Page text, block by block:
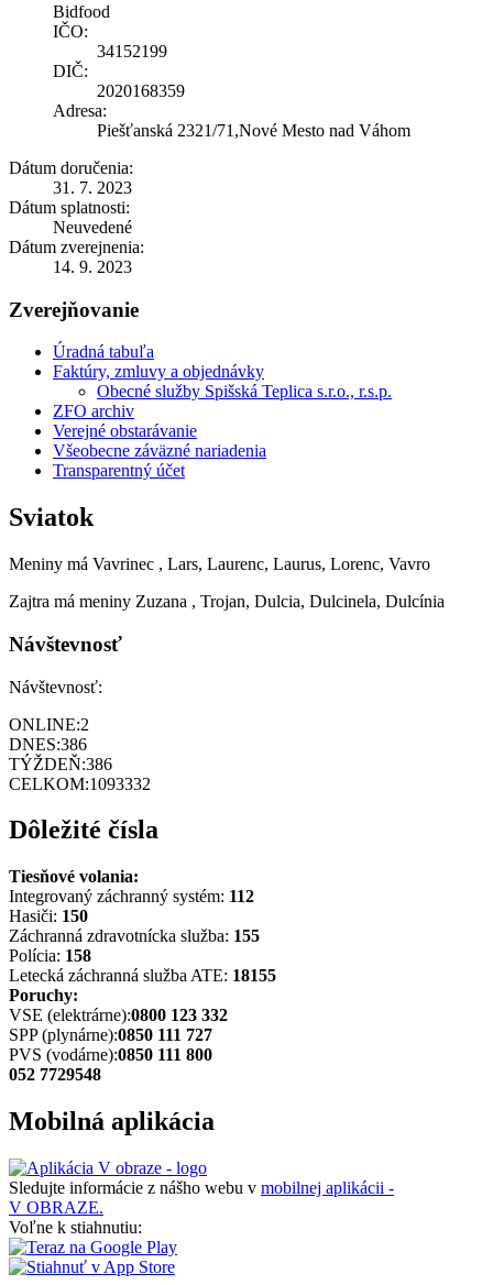
Bidfood
IČO:
34152199
DIČ:
2020168359
Adresa:
Piešťanská 2321/71,Nové Mesto nad Váhom
Dátum doručenia:
31. 7. 2023
Dátum splatnosti:
Neuvedené
Dátum zverejnenia:
14. 9. 2023
Zverejňovanie
Úradná tabuľa
Faktúry, zmluvy a objednávky
Obecné služby Spišská Teplica s.r.o., r.s.p.
ZFO archiv
Verejné obstarávanie
Všeobecne záväzné nariadenia
Transparentný účet
Sviatok
Meniny má Vavrinec , Lars, Laurenc, Laurus, Lorenc, Vavro
Zajtra má meniny Zuzana , Trojan, Dulcia, Dulcinela, Dulcínia
Návštevnosť
Návštevnosť:
ONLINE:2
DNES:386
TÝŽDEŇ:386
CELKOM:1093332
Dôležité čísla
Tiesňové volania:
Integrovaný záchranný systém: 112
Hasiči: 150
Záchranná zdravotnícka služba: 155
Polícia: 158
Letecká záchranná služba ATE: 18155
Poruchy:
VSE (elektrárne):0800 123 332
SPP (plynárne):0850 111 727
PVS (vodárne):0850 111 800
052 7729548
Mobilná aplikácia
Sledujte informácie z nášho webu v mobilnej aplikácii -
V OBRAZE.
Voľne k stiahnutiu: